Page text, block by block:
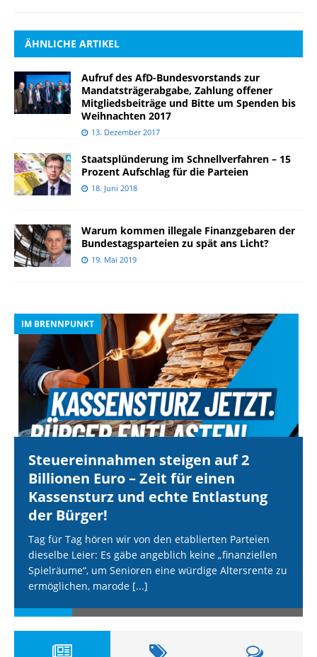
ÄHNLICHE ARTIKEL
Aufruf des AfD-Bundesvorstands zur
Mandatsträgerabgabe, Zahlung offener
Mitgliedsbeiträge und Bitte um Spenden bis
Weihnachten 2017
13. Dezember 2017
Staatsplünderung im Schnellverfahren – 15
Prozent Aufschlag für die Parteien
18. Juni 2018
Warum kommen illegale Finanzgebaren der
Bundestagsparteien zu spät ans Licht?
19. Mai 2019
IM BRENNPUNKT
Steuereinnahmen steigen auf 2
Billionen Euro – Zeit für einen
Kassensturz und echte Entlastung
der Bürger!
Tag für Tag hören wir von den etablierten Parteien
dieselbe Leier: Es gäbe angeblich keine „finanziellen
Spielräume“, um Senioren eine würdige Altersrente zu
ermöglichen, marode [...]